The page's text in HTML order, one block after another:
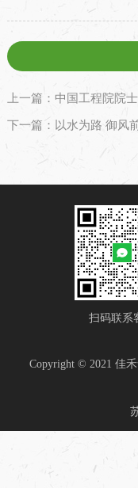
上一篇：中国工程院院
下一篇：以水为路 御风
扫码联系
Copyright © 2021 佳